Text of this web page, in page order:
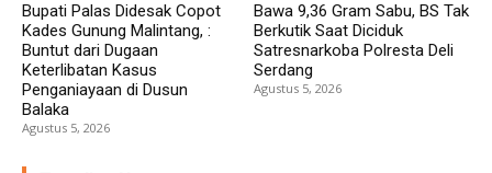
Bupati Palas Didesak Copot
Kades Gunung Malintang, :
Buntut dari Dugaan
Keterlibatan Kasus
Penganiayaan di Dusun
Balaka
Agustus 5, 2026
Bawa 9,36 Gram Sabu, BS Tak
Berkutik Saat Diciduk
Satresnarkoba Polresta Deli
Serdang
Agustus 5, 2026